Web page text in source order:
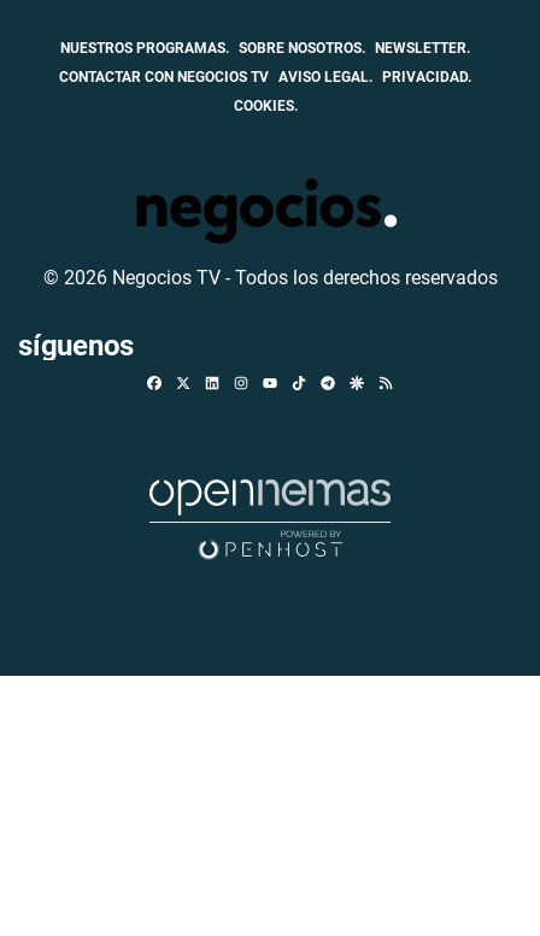
NUESTROS PROGRAMAS. SOBRE NOSOTROS. NEWSLETTER.
CONTACTAR CON NEGOCIOS TV AVISO LEGAL. PRIVACIDAD.
COOKIES.
© 2026 Negocios TV - Todos los derechos reservados
síguenos
FacebookLinkedinInstagramTikTokTelegramGoogle Discover